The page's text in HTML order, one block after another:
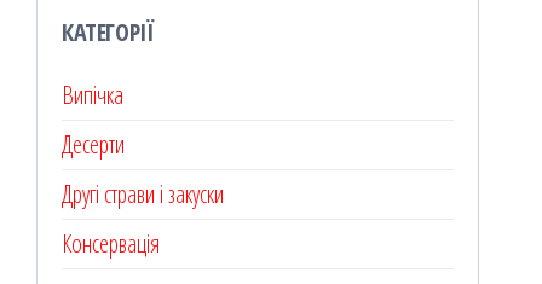
КАТЕГОРІЇ
Випічка
Десерти
Другі страви і закуски
Консервація